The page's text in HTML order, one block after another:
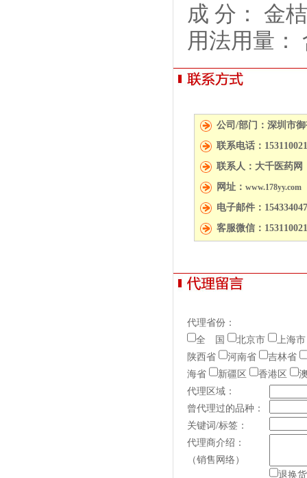
成 分： 金
用法用量：
公司/部门：深圳市
联系电话：
联系人：大千医药网
网址： www.178yy.com
电子邮件：
客服微信：
代理省份：
全 国
北京市
上海市
陕西省
河南省
吉林省
海省
新疆区 香港区
代理区域：
曾代理过的品种：
关键词/标签：
代理商介绍：
（销售网络）
退换